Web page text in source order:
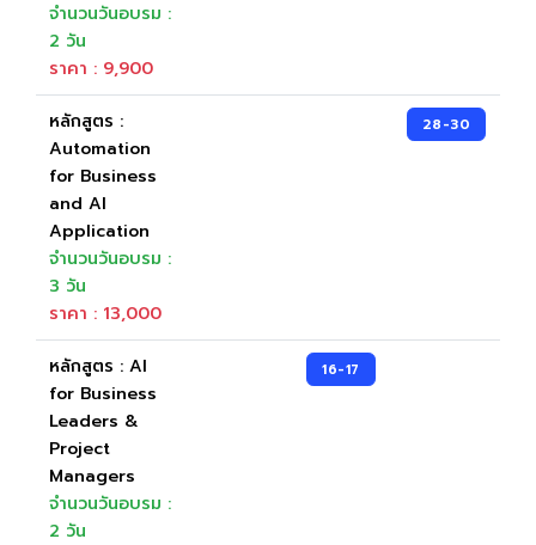
จำนวนวันอบรม :
2 วัน
ราคา : 9,900
หลักสูตร :
Automation
for Business
and AI
Application
จำนวนวันอบรม :
3 วัน
ราคา : 13,000
28-30
หลักสูตร : AI
for Business
Leaders &
Project
Managers
จำนวนวันอบรม :
2 วัน
16-17